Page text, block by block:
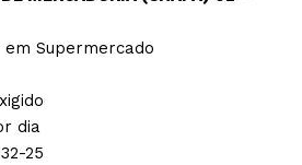
Supermercado
dia
25